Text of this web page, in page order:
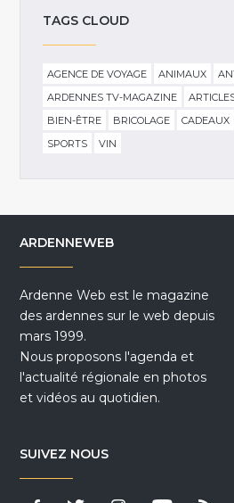
TAGS CLOUD
AGENCE DE VOYAGE ANIMAUX
ARDENNES TV-MAGAZINE
BIEN-ÊTRE
BRICOLAGE CADEAUX
SPORTS
VIN
ARDENNEWEB
Ardenne Web est le magazine
des ardennes sur le web depuis
mars 1999.
Nous proposons l'agenda et
l'actualité régionale en photos
et vidéos au quotidien.
SUIVEZ NOUS